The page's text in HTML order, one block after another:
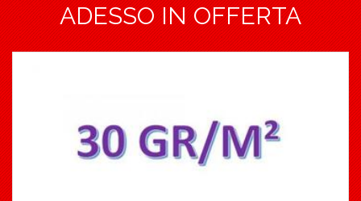
ADESSO IN OFFERTA